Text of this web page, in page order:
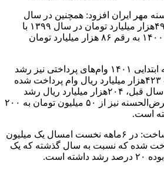
مهر ایران افزود: همچنین در سال
۱۴۰۰، منابع بانک از رقم ۴۹هزار میلیارد تومان در سال ۱۳۹۹ با
رشد ۷۴ درصدی در سال ۱۴۰۰ به رقم ۸۶ هزار میلیارد تومان
وی با بیان اینکه در ۶ ماهه ابتدایی ۱۴۰۱ وام‌های پرداختی نیز رشد
داشته، گفت: در این مدت ۴۲۳هزار میلیارد ریال وام پرداخت شده
که نسبت به مدت مشابه سال قبل، ۲۰۴هزار میلیارد ریال رشد
داشته است. سقف وام قرض‌الحسنه نیز از ۵۰ میلیون تومان به ۲۰۰
است.
شمسی‌نژاد خاطرنشان ساخت: در ۶ماهه نخست امسال یک میلیون
پرداخت شده که نسبت به سال گذشته که یک